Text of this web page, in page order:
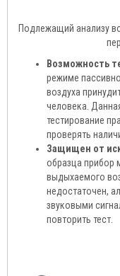
Подлежащий анализу
Возможность
режиме
воздуха
человека.
тестирование
проверять
Защищен от
образца прибор
выдыхаемого
недостаточен,
звуковыми
повторить тест.